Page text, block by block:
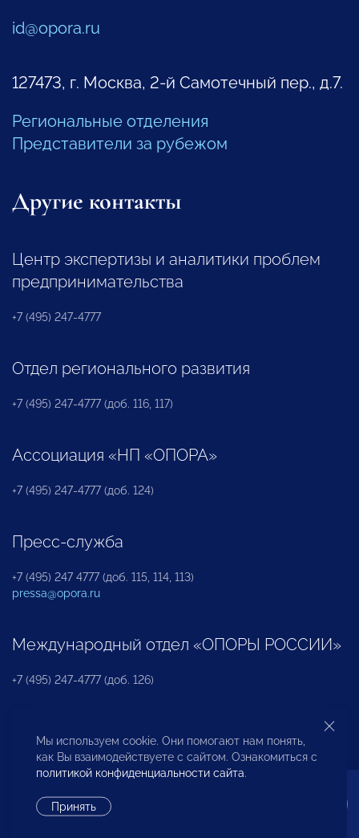
id@opora.ru
127473, г. Москва, 2-й Самотечный пер., д.7.
Региональные отделения
Представители за рубежом
Другие контакты
Центр экспертизы и аналитики проблем
предпринимательства
+7 (495) 247-4777
Отдел регионального развития
+7 (495) 247-4777 (доб. 116, 117)
Ассоциация «НП «ОПОРА»
+7 (495) 247-4777 (доб. 124)
Пресс-служба
+7 (495) 247 4777 (доб. 115, 114, 113)
pressa@opora.ru
Международный отдел «ОПОРЫ РОССИИ»
+7 (495) 247-4777 (доб. 126)
Бюро по защите прав предпринимателей и
инвесторов
Мы используем cookie. Они помогают нам понять,
как Вы взаимодействуете с сайтом. Ознакомиться с
политикой конфиденциальности сайта.
Принять